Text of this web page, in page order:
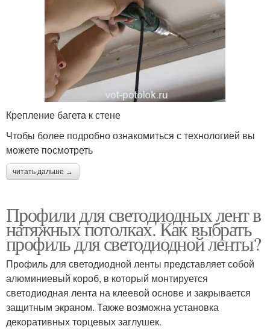
Крепление багета к стене
Чтобы более подробно ознакомиться с технологией вы
можете посмотреть
читать дальше →
Профили для светодиодных лент в
натяжных потолках. Как выбрать
профиль для светодиодной ленты?
Профиль для светодиодной ленты представляет собой
алюминиевый короб, в который монтируется
светодиодная лента на клеевой основе и закрывается
защитным экраном. Также возможна установка
декоративных торцевых заглушек.